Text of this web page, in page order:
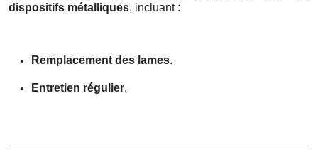
dispositifs métalliques, incluant :
Remplacement des lames.
Entretien régulier.